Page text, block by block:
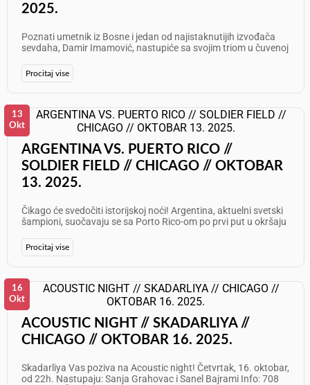
2025.
Poznati umetnik iz Bosne i jedan od najistaknutijih izvođača
sevdaha, Damir Imamović, nastupiće sa svojim triom u čuvenoj
Publiku očekuje nezaboravno muzičko veče ispunjeno
emocijom, tradicijom i vrhunskim umetničkim izražajem.
Datumi i vreme: - Subota, 11. oktobar 2025. od 20:00 do 22:00 -
Nedelja, 12. oktobar 2025. od 18:00 do 20:00 Ne propustite
priliku da doživite magiju sevdaha uživo, u intimnoj atmosferi
jedne od najlepših koncertnih dvorana u Čikagu. Karte možete
nabaviti OVDE
Procitaj vise
ARGENTINA VS. PUERTO RICO //
SOLDIER FIELD // CHICAGO // OKTOBAR
13. 2025.
Čikago će svedočiti istorijskoj noći! Argentina, aktuelni svetski
šampioni, suočavaju se sa Porto Rico-om po prvi put u okršaju
oktobar, 19:00h Ovo nije samo utakmica… Ovo je istorija koja
se piše. Online ulaznice možete kupiti ovde. Info: 312 235 7000
Procitaj vise
13
Okt
ACOUSTIC NIGHT // SKADARLIYA //
CHICAGO // OKTOBAR 16. 2025.
Skadarliya Vas poziva na Acoustic night! Četvrtak, 16. oktobar,
od 22h. Nastupaju: Sanja Grahovac i Sanel Bajrami Info: 708
16
Okt